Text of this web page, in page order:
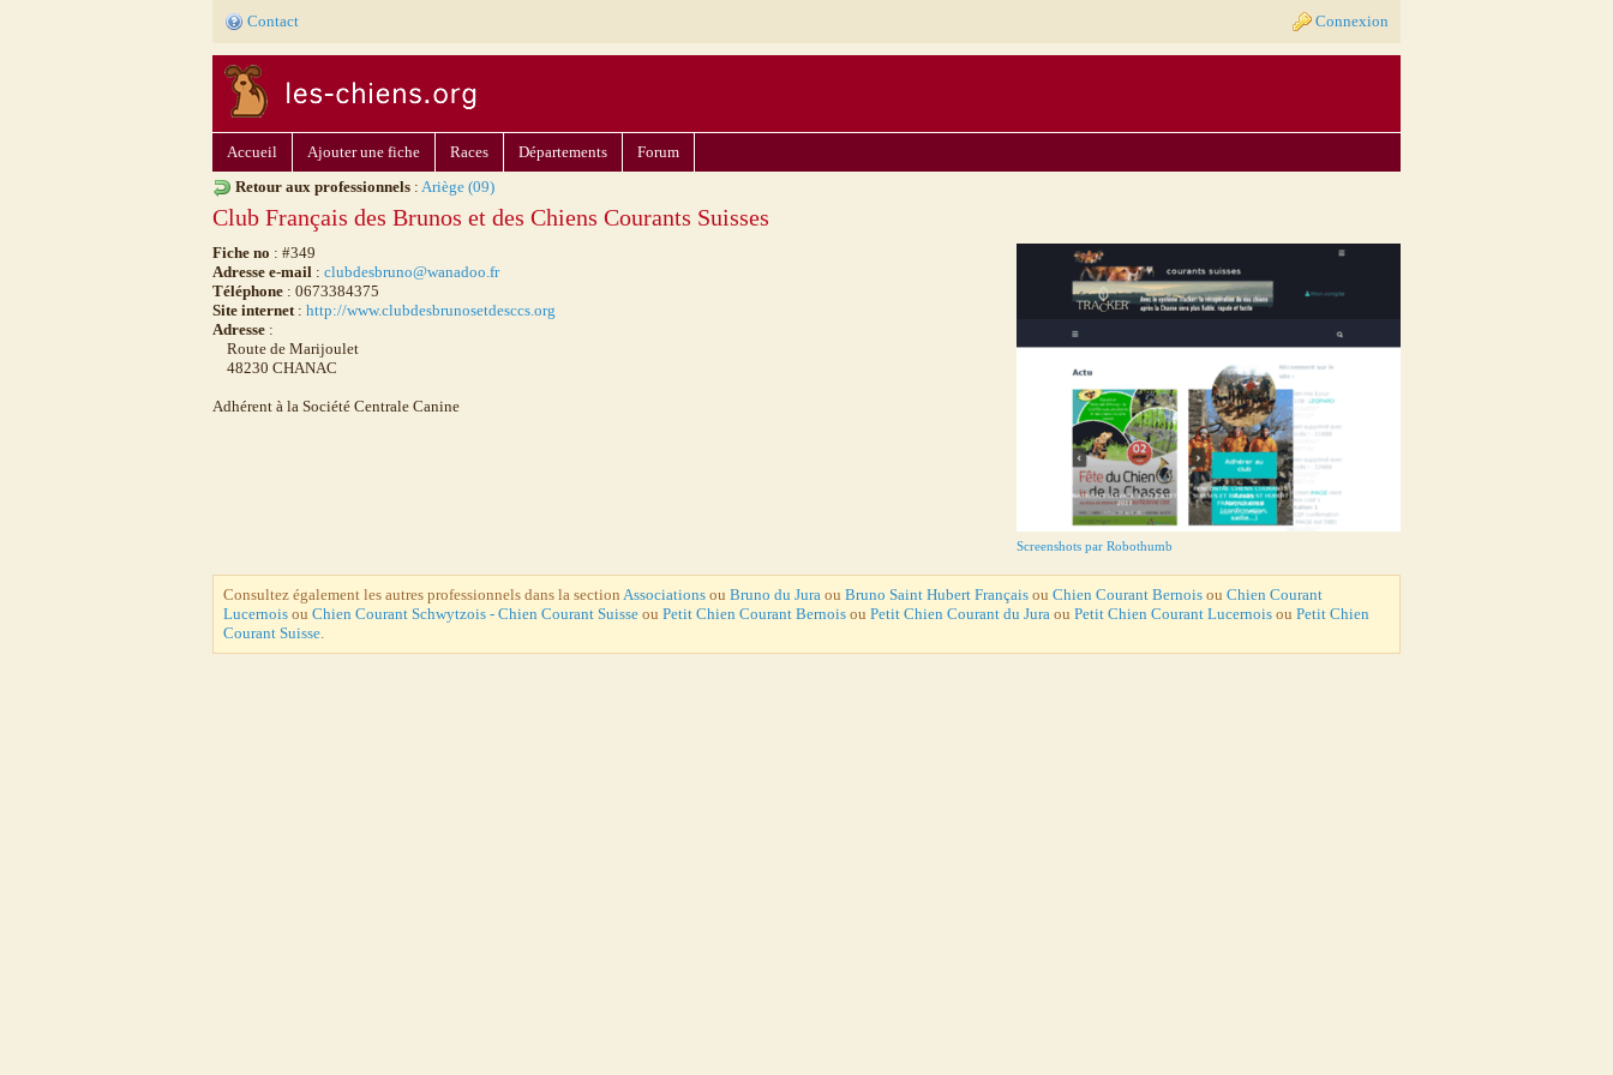
Contact Connexion
Accueil Ajouter une fiche Races Départements
Forum
Retour aux professionnels : Ariège (09)
Club Français des Brunos et des Chiens Courants Suisses
Fiche no : #349
Adresse e-mail : clubdesbruno@wanadoo.fr
Téléphone : 0673384375
Site internet: http://www.clubdesbrunosetdesccs.org
Adresse :
Route de Marijoulet
48230 CHANAC
Adhérent à la Société Centrale Canine
Screenshots par Robothumb
Consultez également les autres professionnels dans la section Associations ou Bruno du Jura ou Bruno Saint Hubert Français ou Chien Courant Bernois ou Chien Courant
Lucernois ou Chien Courant Schwytzois - Chien Courant Suisse ou Petit Chien Courant Bernois ou Petit Chien Courant du Jura ou Petit Chien Courant Lucernois ou Petit Chien
Courant Suisse.